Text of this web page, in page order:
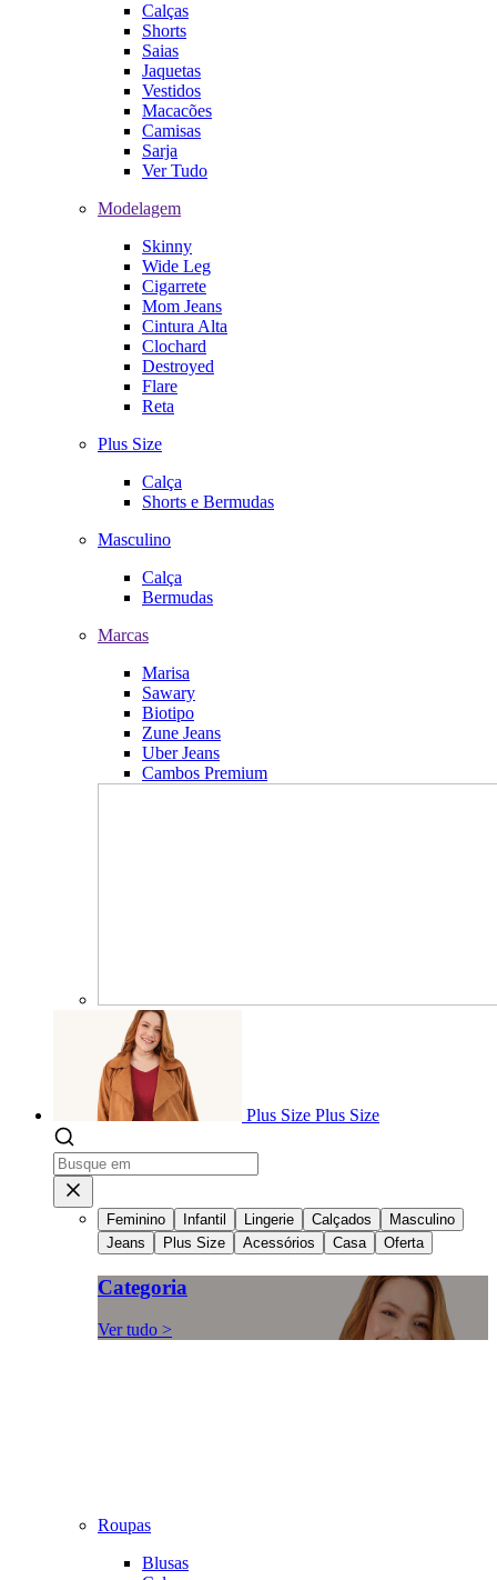
Calças
Shorts
Saias
Jaquetas
Vestidos
Macacões
Camisas
Sarja
Ver Tudo
Modelagem
Skinny
Wide Leg
Cigarrete
Mom Jeans
Cintura Alta
Clochard
Destroyed
Flare
Reta
Plus Size
Calça
Shorts e Bermudas
Masculino
Calça
Bermudas
Marcas
Marisa
Sawary
Biotipo
Zune Jeans
Uber Jeans
Cambos Premium
Plus Size Plus Size
Feminino Infantil Lingerie Calçados
Masculino
Jeans
Plus Size Acessórios Casa Oferta
Categoria
Ver tudo >
Roupas
Blusas